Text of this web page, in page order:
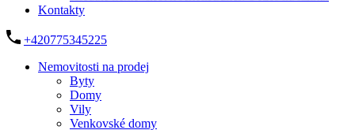
Kontakty
+420775345225
Nemovitosti na prodej
Byty
Domy
Vily
Venkovské domy